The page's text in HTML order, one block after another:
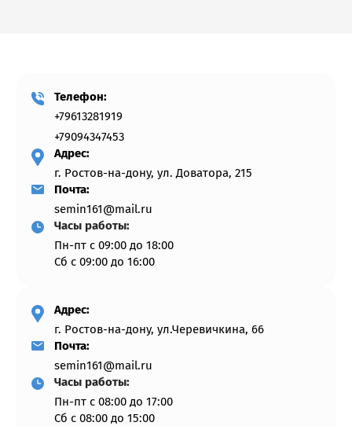
Телeфон:
+79613281919
+79094347453
Адрес:
г. Ростов-на-дону, ул. Доватора, 215
Почта:
semin161@mail.ru
Часы работы:
Пн-пт с 09:00 до 18:00
Сб с 09:00 до 16:00
Адрес:
г. Ростов-на-дону, ул.Черевичкина, 66
Почта:
semin161@mail.ru
Часы работы:
Пн-пт с 08:00 до 17:00
Сб с 08:00 до 15:00